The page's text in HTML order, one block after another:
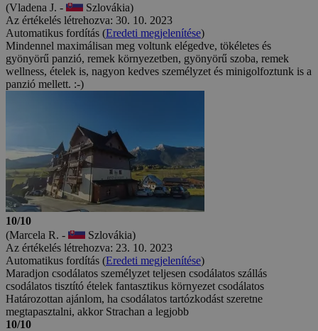
(Vladena J. -
Szlovákia)
Az értékelés létrehozva: 30. 10. 2023
Automatikus fordítás (Eredeti megjelenítése)
Mindennel maximálisan meg voltunk elégedve, tökéletes és
gyönyörű panzió, remek környezetben, gyönyörű szoba, remek
wellness, ételek is, nagyon kedves személyzet és minigolfoztunk is a
panzió mellett. :-)
10/10
(Marcela R. -
Szlovákia)
Az értékelés létrehozva: 23. 10. 2023
Automatikus fordítás (Eredeti megjelenítése)
Maradjon csodálatos személyzet teljesen csodálatos szállás
csodálatos tisztító ételek fantasztikus környezet csodálatos
Határozottan ajánlom, ha csodálatos tartózkodást szeretne
megtapasztalni, akkor Strachan a legjobb
10/10